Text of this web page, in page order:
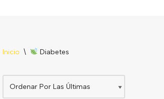
Inicio \ Diabetes